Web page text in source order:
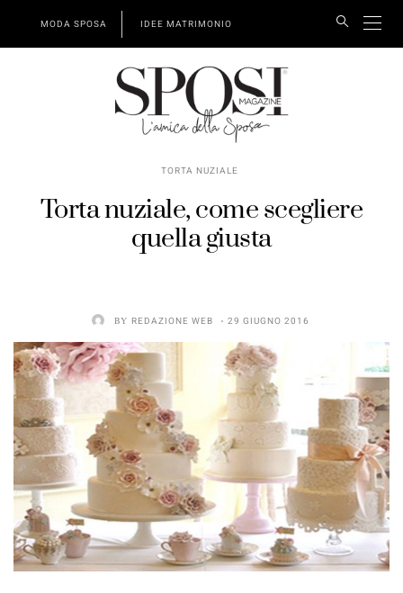
MODA SPOSA IDEE MATRIMONIO
TORTA NUZIALE
Torta nuziale, come scegliere
quella giusta
BY REDAZIONE WEB 29 GIUGNO 2016